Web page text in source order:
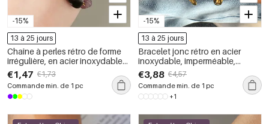
-15%
13 à 25 jours
Chaîne à perles rétro de forme
irrégulière, en acier inoxydable
étanche, couleur or, avec pierres
naturelles, pour femme.
€1,47 €1,73
Commande min. de 1 pc
-15%
13 à 25 jours
Bracelet jonc rétro en acier
inoxydable, imperméable,
couleur or, orné de zircon, en
forme de cœur et d&#39;étoile
€3,88 €4,57
Commande min. de 1 pc
+1